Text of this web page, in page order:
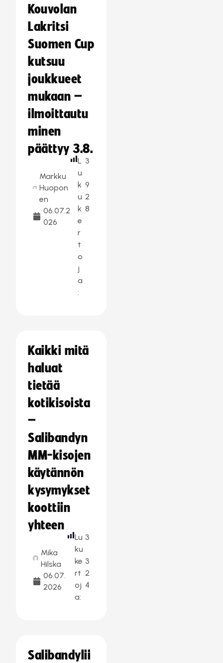
Kouvolan
Lakritsi
Suomen Cup
kutsuu
joukkueet
mukaan –
ilmoittautu
minen
päättyy 3.8.
Markku
Huopon
en
06.07.2
026
L
u
k
u
k
e
r
t
o
j
a
:
3
9
2
8
Kaikki mitä
haluat
tietää
kotikisoista
–
Salibandyn
MM-kisojen
käytännön
kysymykset
koottiin
yhteen
Mika
Hilska
06.07.
2026
Lu
ku
ke
rt
oj
a:
3
3
2
4
Salibandylii